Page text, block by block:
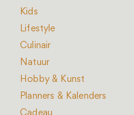
Kids
Lifestyle
Culinair
Natuur
Hobby & Kunst
Planners & Kalenders
Cadeau